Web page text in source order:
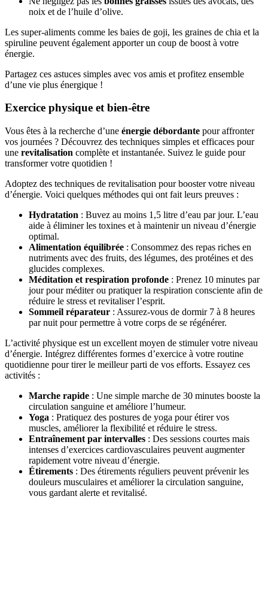
noix et de l’huile d’olive.
Les super-aliments comme les baies de goji, les graines de chia et la
spiruline peuvent également apporter un coup de boost à votre
énergie.
Partagez ces astuces simples avec vos amis et profitez ensemble
d’une vie plus énergique !
Exercice physique et bien-être
Vous êtes à la recherche d’une énergie débordante pour affronter
vos journées ? Découvrez des techniques simples et efficaces pour
une revitalisation complète et instantanée. Suivez le guide pour
transformer votre quotidien !
Adoptez des techniques de revitalisation pour booster votre niveau
d’énergie. Voici quelques méthodes qui ont fait leurs preuves :
Hydratation : Buvez au moins 1,5 litre d’eau par jour. L’eau
aide à éliminer les toxines et à maintenir un niveau d’énergie
optimal.
Alimentation équilibrée : Consommez des repas riches en
nutriments avec des fruits, des légumes, des protéines et des
glucides complexes.
Méditation et respiration profonde : Prenez 10 minutes par
jour pour méditer ou pratiquer la respiration consciente afin de
réduire le stress et revitaliser l’esprit.
Sommeil réparateur : Assurez-vous de dormir 7 à 8 heures
par nuit pour permettre à votre corps de se régénérer.
L’activité physique est un excellent moyen de stimuler votre niveau
d’énergie. Intégrez différentes formes d’exercice à votre routine
quotidienne pour tirer le meilleur parti de vos efforts. Essayez ces
activités :
Marche rapide : Une simple marche de 30 minutes booste la
circulation sanguine et améliore l’humeur.
Yoga : Pratiquez des postures de yoga pour étirer vos
muscles, améliorer la flexibilité et réduire le stress.
Entraînement par intervalles : Des sessions courtes mais
intenses d’exercices cardiovasculaires peuvent augmenter
rapidement votre niveau d’énergie.
Étirements : Des étirements réguliers peuvent prévenir les
douleurs musculaires et améliorer la circulation sanguine,
vous gardant alerte et revitalisé.